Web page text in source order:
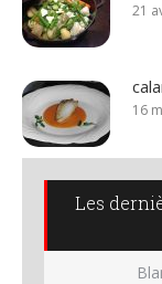
21
16
Les